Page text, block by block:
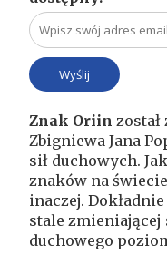
Znak Oriin
Zbigniewa Jana
sił duchowych.
znaków na
inaczej.
stale
duchowego